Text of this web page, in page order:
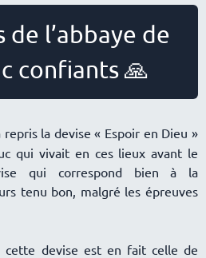
de l’abbaye de
confiants 🙏
repris la devise « Espoir en Dieu »
qui vivait en ces lieux avant le
qui correspond bien à la
tenu bon, malgré les épreuves
cette devise est en fait celle de